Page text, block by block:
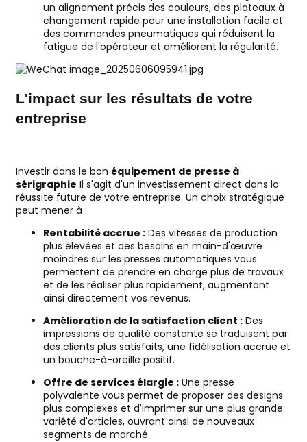
un alignement précis des couleurs, des plateaux à
changement rapide pour une installation facile et
des commandes pneumatiques qui réduisent la
fatigue de l'opérateur et améliorent la régularité.
L'impact sur les résultats de votre
entreprise
Investir dans le bon équipement de presse à
sérigraphie Il s'agit d'un investissement direct dans la
réussite future de votre entreprise. Un choix stratégique
peut mener à :
Rentabilité accrue :Des vitesses de production
plus élevées et des besoins en main-d'œuvre
moindres sur les presses automatiques vous
permettent de prendre en charge plus de travaux
et de les réaliser plus rapidement, augmentant
ainsi directement vos revenus.
Amélioration de la satisfaction client :Des
impressions de qualité constante se traduisent par
des clients plus satisfaits, une fidélisation accrue et
un bouche-à-oreille positif.
Offre de services élargie :Une presse
polyvalente vous permet de proposer des designs
plus complexes et d'imprimer sur une plus grande
variété d'articles, ouvrant ainsi de nouveaux
segments de marché.